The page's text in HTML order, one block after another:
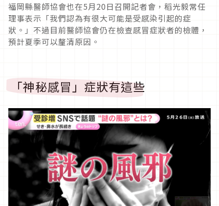
福岡縣醫師協會也在5月20日召開記者會，稻光毅常任
理事表示「我們認為有很大可能是受感染引起的症
狀。」不過目前醫師協會仍在檢查感冒症狀者的檢體，
預計夏季可以釐清原因。
「神秘感冒」症狀有這些